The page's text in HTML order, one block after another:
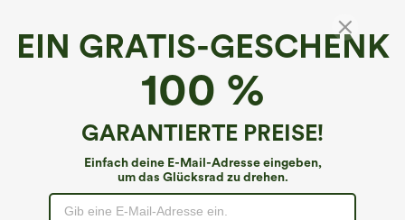
EIN GRATIS-GESCHENK
100 %
GARANTIERTE PREISE!
Einfach deine E-Mail-Adresse eingeben,
um das Glücksrad zu drehen.
SoftlyZero™*
Softlyzero™ Yoga-Biker-Shorts mit hoher
Taille, Crossover-Seitentasche, Übergröße, 7
€22,95 EUR